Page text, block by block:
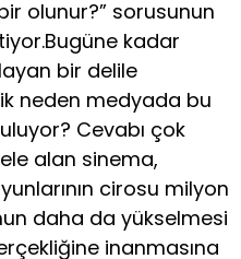
olunur?” sorusunun
kadar
bir delile
neden medyada bu
Cevabı çok
alan sinema,
cirosu milyon
daha da yükselmesi
inanmasına